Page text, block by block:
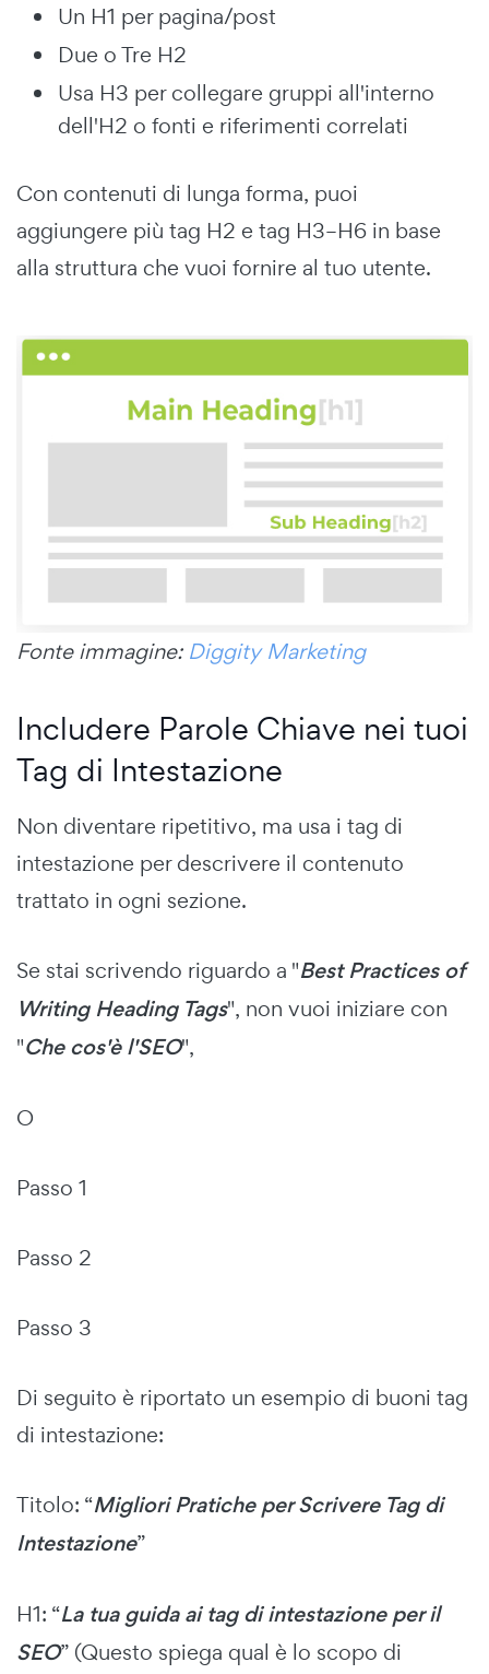
Un H1 per pagina/post
Due o Tre H2
Usa H3 per collegare gruppi all'interno
dell'H2 o fonti e riferimenti correlati
Con contenuti di lunga forma, puoi
aggiungere più tag H2 e tag H3–H6 in base
alla struttura che vuoi fornire al tuo utente.
Fonte immagine: Diggity Marketing
Includere Parole Chiave nei tuoi
Tag di Intestazione
Non diventare ripetitivo, ma usa i tag di
intestazione per descrivere il contenuto
trattato in ogni sezione.
Se stai scrivendo riguardo a "Best Practices of
Writing Heading Tags", non vuoi iniziare con
"Che cos'è l'SEO",
O
Passo 1
Passo 2
Passo 3
Di seguito è riportato un esempio di buoni tag
di intestazione:
Titolo: “Migliori Pratiche per Scrivere Tag di
Intestazione”
H1: “La tua guida ai tag di intestazione per il
SEO” (Questo spiega qual è lo scopo di